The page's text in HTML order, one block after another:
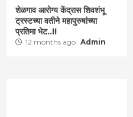
शेळगाव आरोग्य केंद्रास शिवशंभू
ट्रस्टच्या वतीने महापुरुषांच्या
प्रतिमा भेट..!!
12 months ago Admin